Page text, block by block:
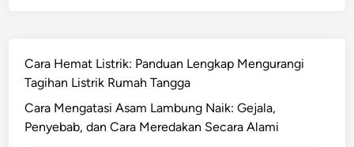
Cara Hemat Listrik: Panduan Lengkap Mengurangi
Tagihan Listrik Rumah Tangga
Cara Mengatasi Asam Lambung Naik: Gejala,
Penyebab, dan Cara Meredakan Secara Alami